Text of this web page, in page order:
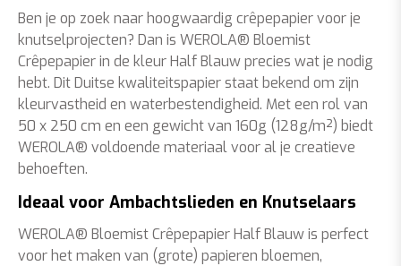
Ben je op zoek naar hoogwaardig crêpepapier voor je
knutselprojecten? Dan is WEROLA® Bloemist
Crêpepapier in de kleur Half Blauw precies wat je nodig
hebt. Dit Duitse kwaliteitspapier staat bekend om zijn
kleurvastheid en waterbestendigheid. Met een rol van
50 x 250 cm en een gewicht van 160g (128g/m²) biedt
WEROLA® voldoende materiaal voor al je creatieve
behoeften.
Ideaal voor Ambachtslieden en Knutselaars
WEROLA® Bloemist Crêpepapier Half Blauw is perfect
voor het maken van (grote) papieren bloemen,